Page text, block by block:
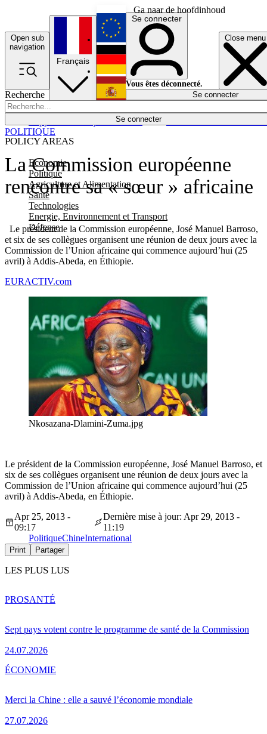
Ga naar de hoofdinhoud
Open sub
navigation
Close menu
Recherche
Se connecter
POLICY AREAS
Economie
Politique
Agriculture et Alimentation
Santé
Technologies
Energie, Environnement et Transport
Défense
Économie
Français
English
Deutsch
Español
Se connecter
Vous êtes déconnecté.
Se connecter
La Commission européenne
rencontre sa « sœur » africaine
Le président de la Commission européenne, José Manuel Barroso,
et six de ses collègues organisent une réunion de deux jours avec la
Commission de l’Union africaine qui commence aujourd’hui (25
avril) à Addis-Abeda, en Éthiopie.
POLITIQUE
EURACTIV.com
Nkosazana-Dlamini-Zuma.jpg
Le président de la Commission européenne, José Manuel Barroso, et
six de ses collègues organisent une réunion de deux jours avec la
Commission de l’Union africaine qui commence aujourd’hui (25
avril) à Addis-Abeda, en Éthiopie.
Apr 25, 2013 -
09:17
Dernière mise à jour: Apr 29, 2013 -
11:19
PolitiqueChineInternational
Print Partager
LES PLUS LUS
Sept pays votent contre le programme de santé de la Commission
24.07.2026
PROSANTÉ
Merci la Chine : elle a sauvé l’économie mondiale
27.07.2026
ÉCONOMIE